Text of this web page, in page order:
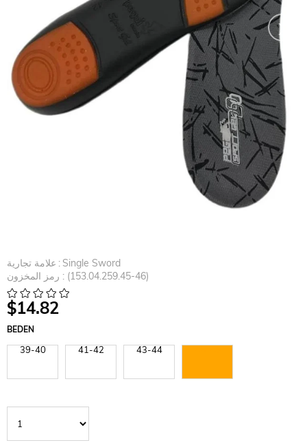
›
علامة تجارية : Single Sword
رمز المخزون
(153.04.259.45-46)
$14.82
BEDEN
39-40 41-42 43-44 45-46